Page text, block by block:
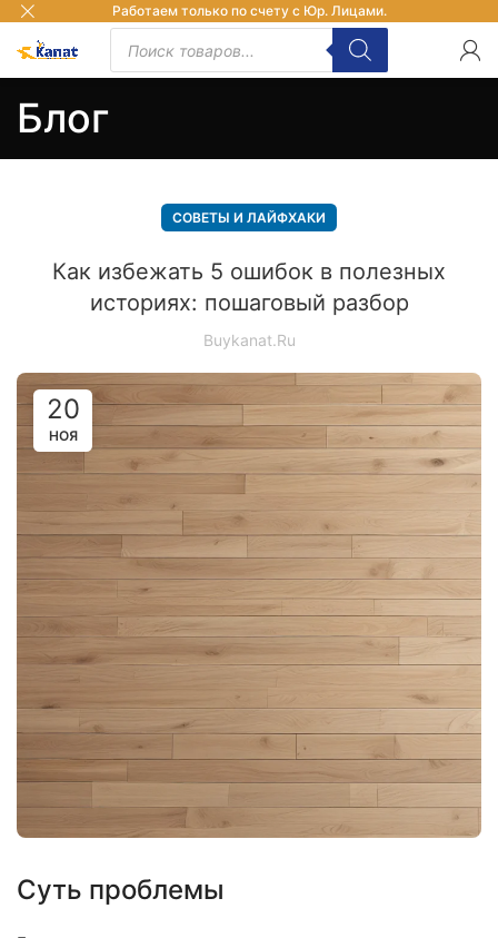
Блог
СОВЕТЫ И ЛАЙФХАКИ
Как избежать 5 ошибок в полезных
историях: пошаговый разбор
Buykanat.ru
20
НОЯ
Суть проблемы
Работаем только по счету с Юр. Лицами.